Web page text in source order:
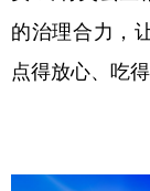
的治理合力，
点得放心、吃